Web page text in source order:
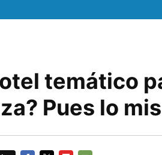
temático
Pues lo